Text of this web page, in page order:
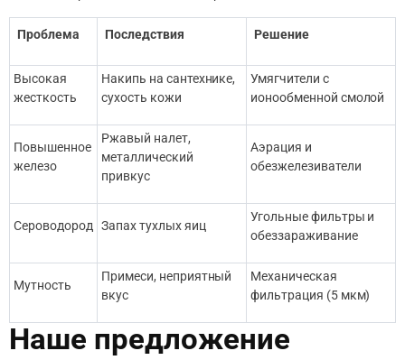
Проблема Последствия Решение
Высокая
жесткость
Накипь на сантехнике,
сухость кожи
Умягчители с
ионообменной смолой
Повышенное
железо
Ржавый налет,
металлический
привкус
Аэрация и
обезжелезиватели
Сероводород Запах тухлых яиц
Угольные фильтры и
обеззараживание
Мутность
Примеси, неприятный
вкус
Механическая
фильтрация (5 мкм)
Наше предложение